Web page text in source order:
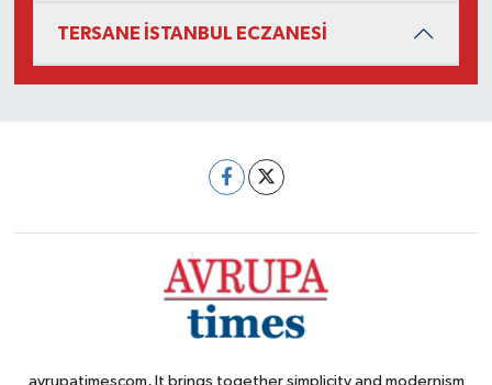
TERSANE İSTANBUL ECZANESİ
avrupatimescom, It brings together simplicity and modernism